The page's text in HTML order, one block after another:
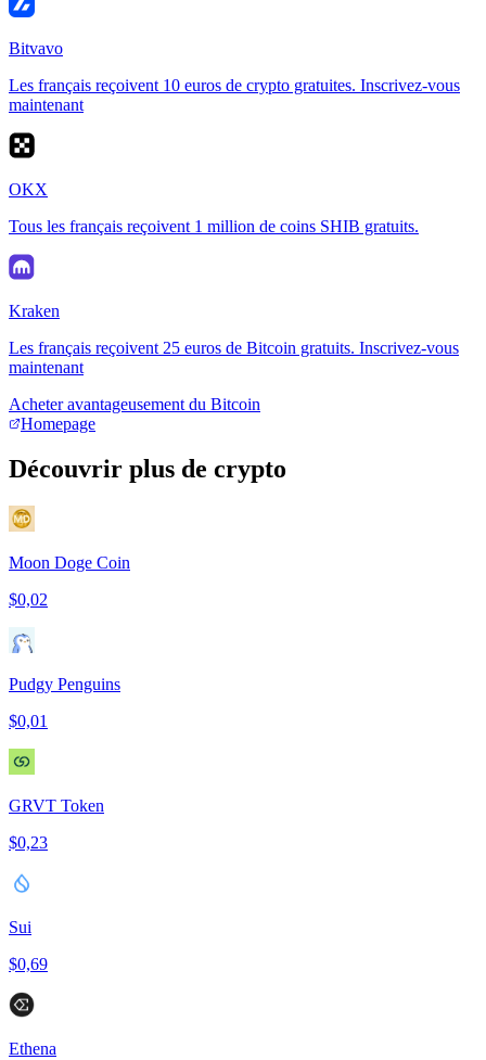
Bitvavo
Les français reçoivent 10 euros de crypto gratuites. Inscrivez-vous
maintenant
OKX
Tous les français reçoivent 1 million de coins SHIB gratuits.
Kraken
Les français reçoivent 25 euros de Bitcoin gratuits. Inscrivez-vous
maintenant
Acheter avantageusement du Bitcoin
Homepage
Découvrir plus de crypto
Moon Doge Coin
$0,02
Pudgy Penguins
$0,01
GRVT Token
$0,23
Sui
$0,69
Ethena